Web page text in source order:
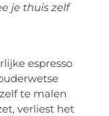
je thuis zelf
espresso
te malen
verliest het